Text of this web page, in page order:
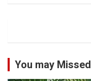
You may Missed